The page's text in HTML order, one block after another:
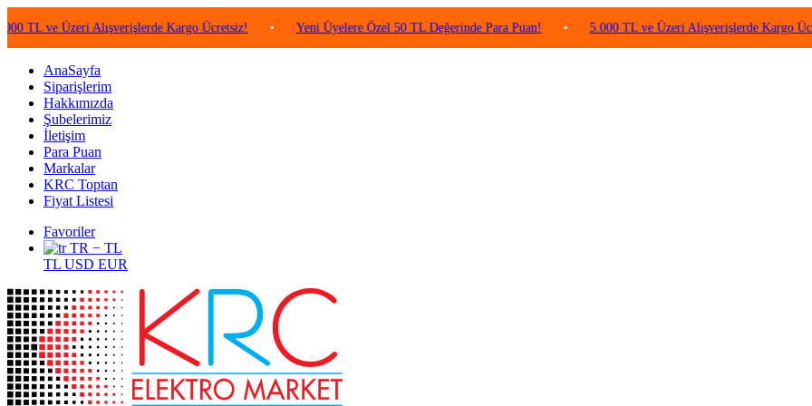
Üzeri Alışverişlerde Kargo Ücretsiz! • Yeni Üyelere Özel 50 TL Değerinde Para Puan! • 5.000 TL ve Üzeri Alışverişlerde Kargo Ücretsiz!
AnaSayfa
Siparişlerim
Hakkımızda
Şubelerimiz
İletişim
Para Puan
Markalar
KRC Toptan
Fiyat Listesi
Favoriler
TR − TL
TL USD EUR